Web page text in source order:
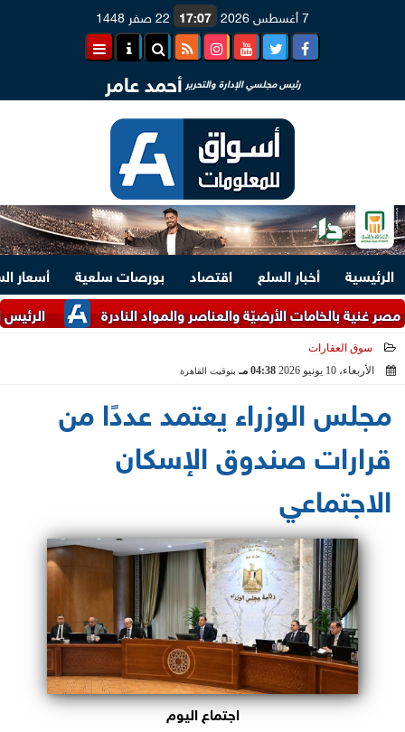
7 أغسطس 2026 17:07 22 صفر 1448
رئيس مجلسي الإدارة والتحرير أحمد عامر
الرئيسية أخبار السلع اقتصاد بورصات سلعية
أسعار
الرئيس السيسي
بالخامات الأرضيّة والعناصر والمواد النادرة
سوق العقارات
الأربعاء، 10 يونيو 2026
04:38 مـ بتوقيت القاهرة
مجلس الوزراء يعتمد عددًا من
قرارات صندوق الإسكان
الاجتماعي
اجتماع اليوم